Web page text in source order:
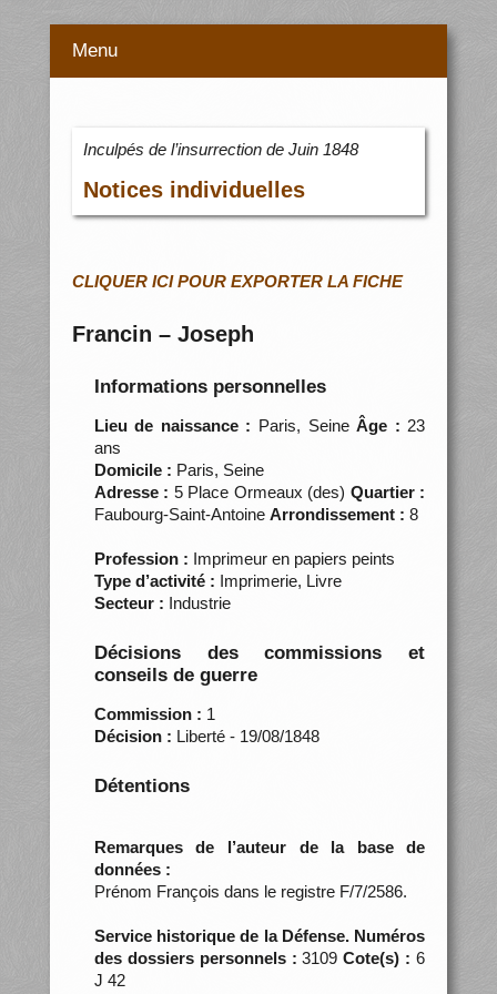
Menu
Inculpés de l’insurrection de Juin 1848
Notices individuelles
CLIQUER ICI POUR EXPORTER LA FICHE
Francin – Joseph
Informations personnelles
Lieu de naissance : Paris, SeineÂge : 23
ans
Domicile : Paris, Seine
Adresse : 5 Place Ormeaux (des) Quartier :
Faubourg-Saint-Antoine Arrondissement : 8
Profession : Imprimeur en papiers peints
Type d’activité : Imprimerie, Livre
Secteur : Industrie
Décisions des commissions et
conseils de guerre
Commission : 1
Décision : Liberté - 19/08/1848
Détentions
Remarques de l’auteur de la base de
données :
Prénom François dans le registre F/7/2586.
Service historique de la Défense. Numéros
des dossiers personnels :3109Cote(s) : 6
J 42